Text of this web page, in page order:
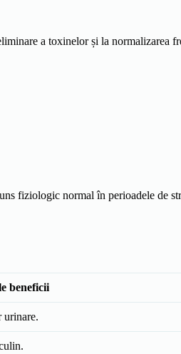
a toxinelor și la normalizarea
fiziologic normal în perioadele de
beneficii
urinare.